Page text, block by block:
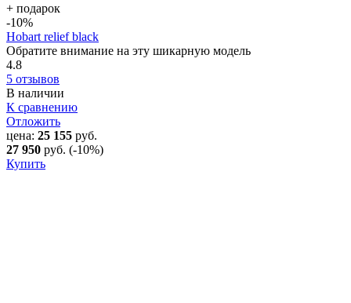
+ подарок
-10%
Hobart relief black
Обратите внимание на эту шикарную модель
4.8
5 отзывов
В наличии
К сравнению
Отложить
цена: 25 155 руб.
27 950 руб. (-10%)
Купить